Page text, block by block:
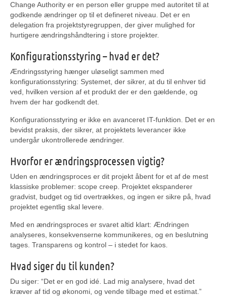
Change Authority er en person eller gruppe med autoritet til at
godkende ændringer op til et defineret niveau. Det er en
delegation fra projektstyregruppen, der giver mulighed for
hurtigere ændringshåndtering i store projekter.
Konfigurationsstyring – hvad er det?
Ændringsstyring hænger uløseligt sammen med
konfigurationsstyring: Systemet, der sikrer, at du til enhver tid
ved, hvilken version af et produkt der er den gældende, og
hvem der har godkendt det.
Konfigurationsstyring er ikke en avanceret IT-funktion. Det er en
bevidst praksis, der sikrer, at projektets leverancer ikke
undergår ukontrollerede ændringer.
Hvorfor er ændringsprocessen vigtig?
Uden en ændringsproces er dit projekt åbent for et af de mest
klassiske problemer: scope creep. Projektet ekspanderer
gradvist, budget og tid overtrækkes, og ingen er sikre på, hvad
projektet egentlig skal levere.
Med en ændringsproces er svaret altid klart: Ændringen
analyseres, konsekvenserne kommunikeres, og en beslutning
tages. Transparens og kontrol – i stedet for kaos.
Hvad siger du til kunden?
Du siger: “Det er en god idé. Lad mig analysere, hvad det
kræver af tid og økonomi, og vende tilbage med et estimat.”